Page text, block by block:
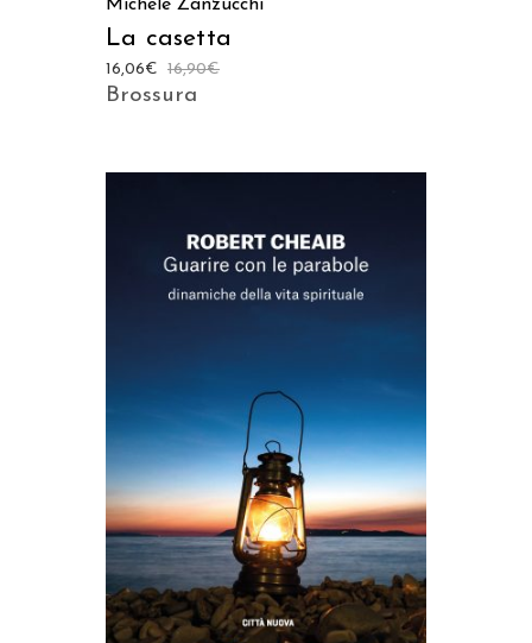
Michele Zanzucchi
La casetta
16,90€
16,06€
Brossura
AGGIUNGI AL CARRELLO